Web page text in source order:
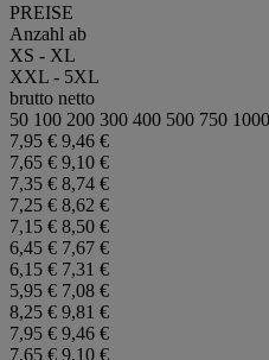
PREISE
Anzahl ab
XS - XL
XXL - 5XL
brutto netto
50 100 200 300 400 500 750 1000
7,95 € 9,46 €
7,65 € 9,10 €
7,35 € 8,74 €
7,25 € 8,62 €
7,15 € 8,50 €
6,45 € 7,67 €
6,15 € 7,31 €
5,95 € 7,08 €
8,25 € 9,81 €
7,95 € 9,46 €
7,65 € 9,10 €